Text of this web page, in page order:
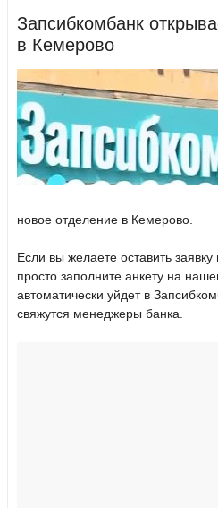
Запсибкомбанк
в Кемерово
новое отделение в Кемерово.
Если вы желаете оставить
просто заполните анкету на
автоматически уйдет в
свяжутся менеджеры банка.